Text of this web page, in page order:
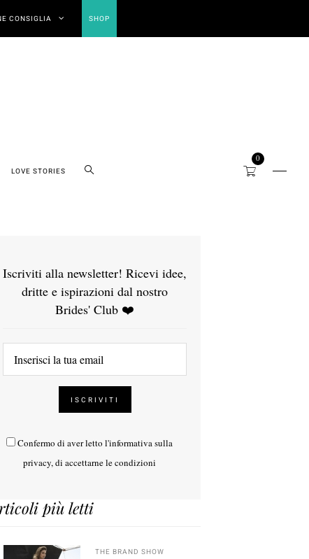
CONSIGLIA SHOP
LOVE STORIES
0
Iscriviti alla newsletter! Ricevi idee,
dritte e ispirazioni dal nostro
Brides' Club ❤️
Confermo di aver letto l'informativa sulla
privacy, di accettarne le condizioni
più letti
THE BRAND SHOW